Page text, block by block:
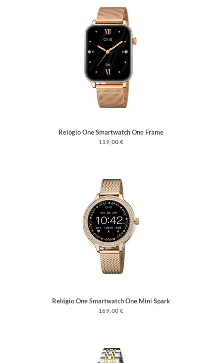
Relógio One Smartwatch One Frame
Rosegold
119,00 €
Relógio One Smartwatch One Mini Spark
Rosegold
169,00 €